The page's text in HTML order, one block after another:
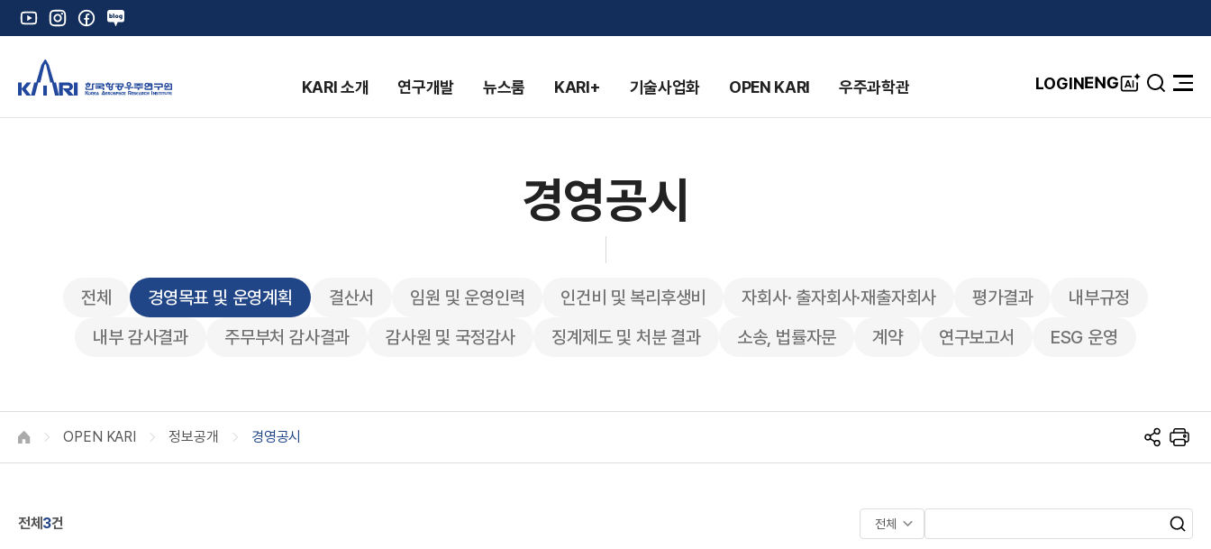
유
튜
인
스
그
램
페
이
네
로
그
A
KARI 소개 연구개발 뉴스룸 KARI+ 기술사업화 OPEN KARI 우주과학관 LOGINENG A
검
전
경영공시
전체 경영목표 및 운영계획 결산서 임원 및 운영인력 인건비 및 복리후생비 자회사· 출자회사·재출자회사 평가결과
내부규정
내부 감사결과
주무부처 감사결과 감사원 및 국정감사 징계제도 및 처분 결과 소송, 법률자문 계약 연구보고서 ESG 운영
HOME OPEN KARI 정보공개 경영공시
S
N
유
프
린
전체 3건
색
검